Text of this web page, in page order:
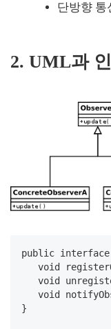
단방향 통
2. UML과
public interface
void
void
void
}